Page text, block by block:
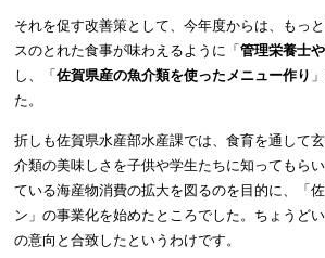
それを促す改善策として、今年度からは、もっ
スのとれた食事が味わえるように「管理栄養士
し、「佐賀県産の魚介類を使ったメニュー作り
た。
折しも佐賀県水産部水産課では、食育を通して
介類の美味しさを子供や学生たちに知ってもら
ている海産物消費の拡大を図るのを目的に、「
ン」の事業化を始めたところでした。ちょうど
の意向と合致したというわけです。